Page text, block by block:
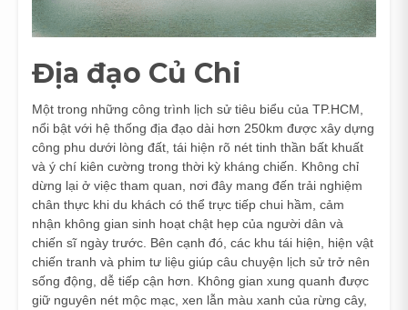
Địa đạo Củ Chi
Một trong những công trình lịch sử tiêu biểu của TP.HCM,
nổi bật với hệ thống địa đạo dài hơn 250km được xây dựng
công phu dưới lòng đất, tái hiện rõ nét tinh thần bất khuất
và ý chí kiên cường trong thời kỳ kháng chiến. Không chỉ
dừng lại ở việc tham quan, nơi đây mang đến trải nghiệm
chân thực khi du khách có thể trực tiếp chui hầm, cảm
nhận không gian sinh hoạt chật hẹp của người dân và
chiến sĩ ngày trước. Bên cạnh đó, các khu tái hiện, hiện vật
chiến tranh và phim tư liệu giúp câu chuyện lịch sử trở nên
sống động, dễ tiếp cận hơn. Không gian xung quanh được
giữ nguyên nét mộc mạc, xen lẫn màu xanh của rừng cây,